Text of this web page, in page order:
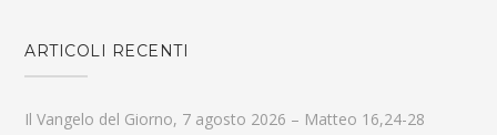
ARTICOLI RECENTI
Il Vangelo del Giorno, 7 agosto 2026 – Matteo 16,24-28